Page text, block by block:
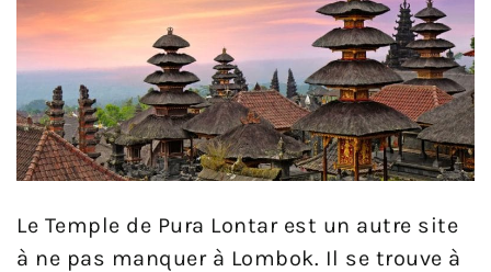
Le Temple de Pura Lontar est un autre site
à ne pas manquer à Lombok. Il se trouve à